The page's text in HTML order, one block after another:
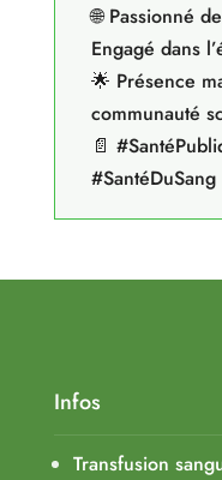
🌐 Passionné
Engagé dans
🌟 Présence
communauté
📄
#SantéDuSang
Infos
Transfusion